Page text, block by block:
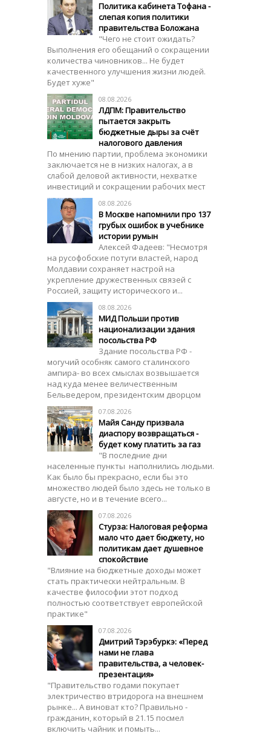
Политика кабинета Тофана -
слепая копия политики
правительства Боложана
"Чего не стоит ожидать?
Выполнения его обещаний о сокращении
количества чиновников... Не будет
качественного улучшения жизни людей.
Будет хуже"
08.08.2026
ЛДПМ: Правительство
пытается закрыть
бюджетные дыры за счёт
налогового давления
По мнению партии, проблема экономики
заключается не в низких налогах, а в
слабой деловой активности, нехватке
инвестиций и сокращении рабочих мест
08.08.2026
В Москве напомнили про 137
грубых ошибок в учебнике
истории румын
Алексей Фадеев: "Несмотря
на русофобские потуги властей, народ
Молдавии сохраняет настрой на
укрепление дружественных связей с
Россией, защиту исторического и...
08.08.2026
МИД Польши против
национализации здания
посольства РФ
Здание посольства РФ -
могучий особняк самого сталинского
ампира- во всех смыслах возвышается
над куда менее величественным
Бельведером, президентским дворцом
07.08.2026
Майя Санду призвала
диаспору возвращаться -
будет кому платить за газ
"В последние дни
населенные пункты наполнились людьми.
Как было бы прекрасно, если бы это
множество людей было здесь не только в
августе, но и в течение всего...
07.08.2026
Стурза: Налоговая реформа
мало что дает бюджету, но
политикам дает душевное
спокойствие
"Влияние на бюджетные доходы может
стать практически нейтральным. В
качестве философии этот подход
полностью соответствует европейской
практике"
07.08.2026
Дмитрий Тэрэбуркэ: «Перед
нами не глава
правительства, а человек-
презентация»
"Правительство годами покупает
электричество втридорога на внешнем
рынке... А виноват кто? Правильно -
гражданин, который в 21.15 посмел
включить чайник и помыть...